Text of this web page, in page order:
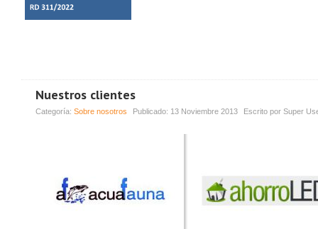
Nuestros clientes
Categoría: Sobre nosotros Publicado: 13 Noviembre 2013 Escrito por Super